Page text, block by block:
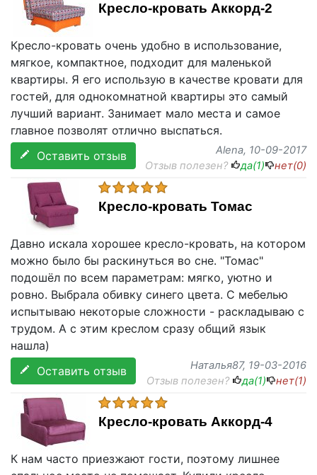
Кресло-кровать Аккорд-2
Кресло-кровать очень удобно в использование,
мягкое, компактное, подходит для маленькой
квартиры. Я его использую в качестве кровати для
гостей, для однокомнатной квартиры это самый
лучший вариант. Занимает мало места и самое
главное позволят отлично выспаться.
Оставить отзыв
Alena, 10-09-2017
Отзыв полезен?
да(1) нет(0)
Кресло-кровать Томас
Давно искала хорошее кресло-кровать, на котором
можно было бы раскинуться во сне. "Томас"
подошёл по всем параметрам: мягко, уютно и
ровно. Выбрала обивку синего цвета. С мебелью
испытываю некоторые сложности - раскладываю с
трудом. А с этим креслом сразу общий язык
нашла)
Оставить отзыв
Наталья87, 19-03-2016
Отзыв полезен?
да(1) нет(1)
Кресло-кровать Аккорд-4
К нам часто приезжают гости, поэтому лишнее